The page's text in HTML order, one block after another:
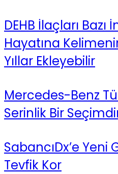
DEHB İlaçları Bazı
Hayatına
Yıllar Ekleyebilir
Mercedes-Benz
Serinlik Bir
SabancıDx’e Yeni
Tevfik Kor